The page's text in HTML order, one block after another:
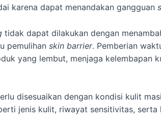
karena dapat menandakan gangguan
tidak dapat dilakukan dengan
pemulihan skin barrier. Pemberian
yang lembut, menjaga kelembapan
disesuaikan dengan kondisi kulit
jenis kulit, riwayat sensitivitas,